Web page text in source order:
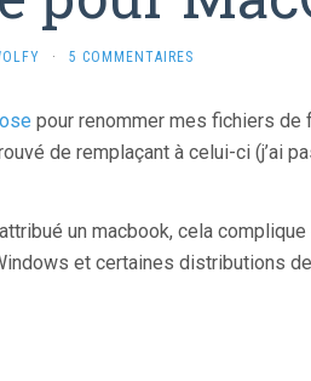
· 5 COMMENTAIRES
pour renommer mes fichiers de
de remplaçant à celui-ci (j’ai
un macbook, cela
et certaines distributions